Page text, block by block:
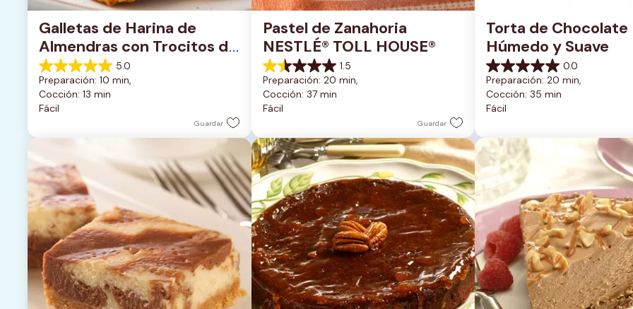
Galletas de Harina de
Almendras con Trocitos de
Chocolate Oscuro
5.0
5.0
de
5
estrellas.
reseña
Preparación: 10 min,
Cocción: 13 min
Fácil
Guardar
Pastel de Zanahoria
NESTLÉ® TOLL HOUSE®
1.5
1.5
de
5
estrellas.
reseñas
Preparación: 20 min,
Cocción: 37 min
Fácil
Guardar
Torta de Chocolate
Húmedo y Suave
0.0
0.0
de
5
estrellas.
Preparación: 20 min,
Cocción: 35 min
Fácil